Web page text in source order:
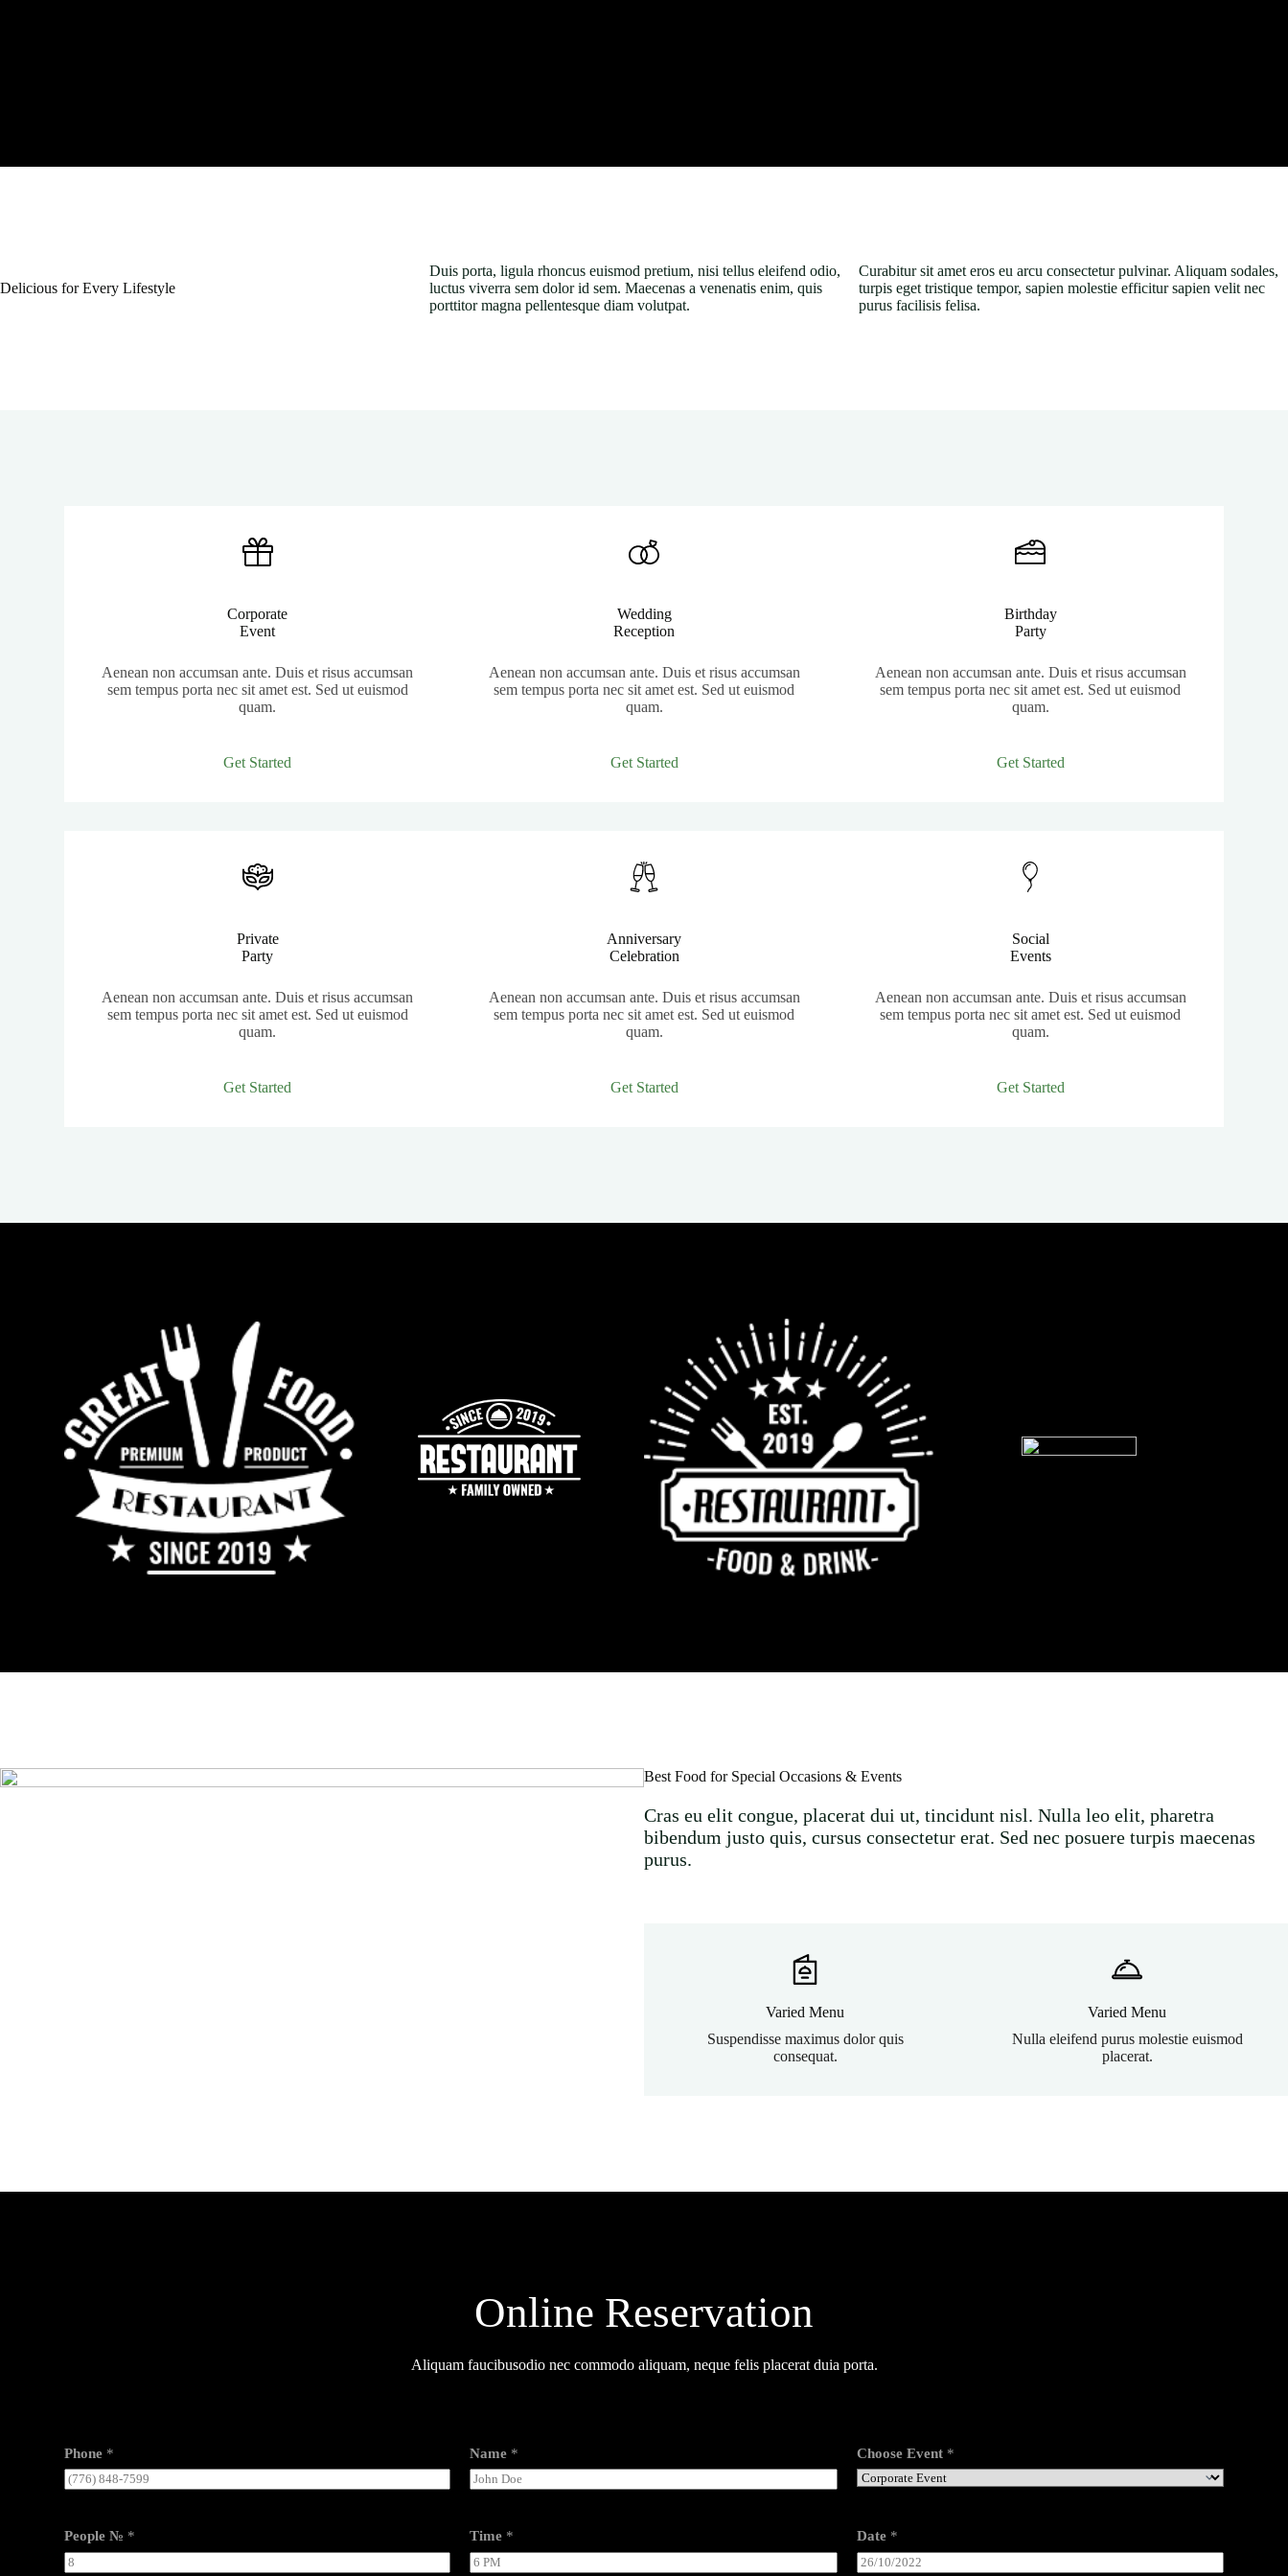
Delicious for Every Lifestyle
Duis porta, ligula rhoncus euismod pretium, nisi tellus eleifend odio,
luctus viverra sem dolor id sem. Maecenas a venenatis enim, quis
porttitor magna pellentesque diam volutpat.
Curabitur sit amet eros eu arcu consectetur pulvinar. Aliquam sodales,
turpis eget tristique tempor, sapien molestie efficitur sapien velit nec
purus facilisis felisa.
Corporate
Event
Aenean non accumsan ante. Duis et risus accumsan
sem tempus porta nec sit amet est. Sed ut euismod
quam.
Get Started
Wedding
Reception
Aenean non accumsan ante. Duis et risus accumsan
sem tempus porta nec sit amet est. Sed ut euismod
quam.
Get Started
Birthday
Party
Aenean non accumsan ante. Duis et risus accumsan
sem tempus porta nec sit amet est. Sed ut euismod
quam.
Get Started
Private
Party
Aenean non accumsan ante. Duis et risus accumsan
sem tempus porta nec sit amet est. Sed ut euismod
quam.
Get Started
Anniversary
Celebration
Aenean non accumsan ante. Duis et risus accumsan
sem tempus porta nec sit amet est. Sed ut euismod
quam.
Get Started
Social
Events
Aenean non accumsan ante. Duis et risus accumsan
sem tempus porta nec sit amet est. Sed ut euismod
quam.
Get Started
Best Food for Special Occasions & Events
Cras eu elit congue, placerat dui ut, tincidunt nisl. Nulla leo elit, pharetra
bibendum justo quis, cursus consectetur erat. Sed nec posuere turpis maecenas
purus.
Varied Menu
Suspendisse maximus dolor quis
consequat.
Varied Menu
Nulla eleifend purus molestie euismod
placerat.
Online Reservation
Aliquam faucibusodio nec commodo aliquam, neque felis placerat duia porta.
Phone * Name * Choose Event *
People № * Time * Date *